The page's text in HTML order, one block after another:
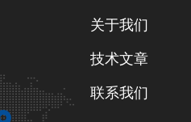
关于我们
技术文章
联系我们